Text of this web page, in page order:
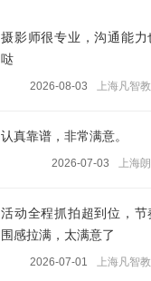
摄影师很专业，沟通能
哒
2026-08-03 上海凡智
认真靠谱，非常满意。
2026-07-03 上海
活动全程抓拍超到位，
围感拉满，太满意了
2026-07-01 上海凡智